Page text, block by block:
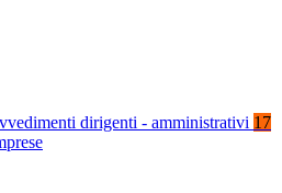
dirigenti - amministrativi 17